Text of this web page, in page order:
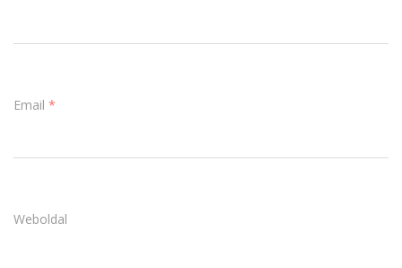
Email *
Weboldal